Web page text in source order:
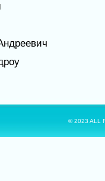
© 2023 ALL